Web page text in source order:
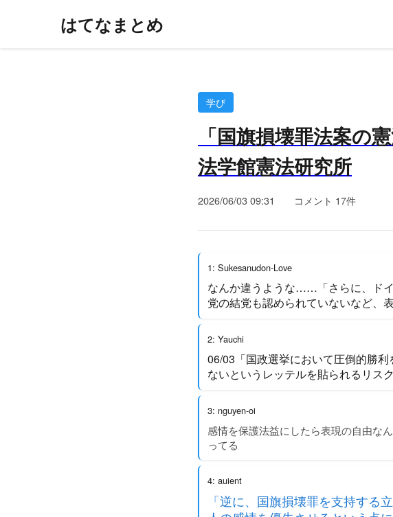
はてなまとめ
学び
「国旗損壊罪法案の
法学館憲法研究所
2026/06/03 09:31 コメント 17件
1: Sukesanudon-Love
なんか違うような……「さらに、ド
党の結党も認められていないなど、
2: Yauchi
06/03「国政選挙において圧倒的勝
ないというレッテルを貼られるリス
3: nguyen-oi
感情を保護法益にしたら表現の自由な
ってる
4: auient
「逆に、国旗損壊罪を支持する